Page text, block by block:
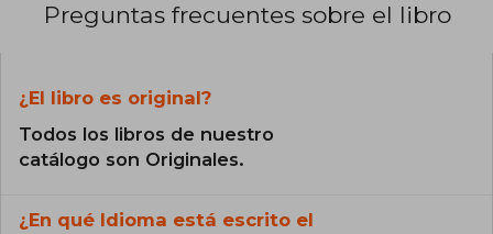
Preguntas frecuentes sobre el libro
¿El libro es original?
Todos los libros de nuestro
catálogo son Originales.
¿En qué Idioma está escrito el